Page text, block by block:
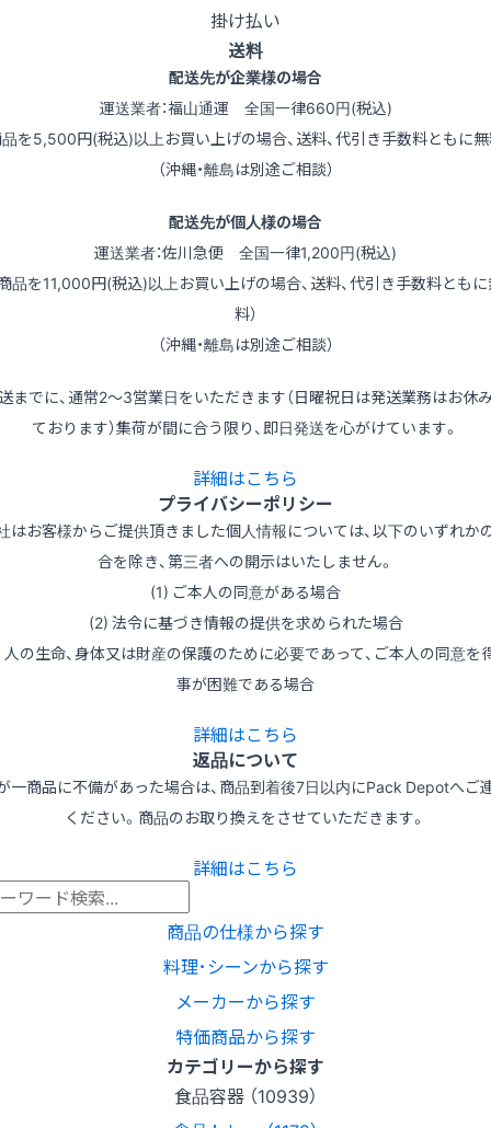
掛け払い
送料
配送先が企業様の場合
運送業者：福山通運 全国一律660円(税込)
品を5,500円(税込)以上お買い上げの場合、送料、代引き手数料ともに無
（沖縄・離島は別途ご相談）
配送先が個人様の場合
運送業者：佐川急便 全国一律1,200円(税込)
品を11,000円(税込)以上お買い上げの場合、送料、代引き手数料とも
料）
（沖縄・離島は別途ご相談）
までに、通常2～3営業日をいただきます（日曜祝日は発送業務はお休
ております）集荷が間に合う限り、即日発送を心がけています。
詳細はこちら
プライバシーポリシー
はお客様からご提供頂きました個人情報については、以下のいずれか
合を除き、第三者への開示はいたしません。
(1) ご本人の同意がある場合
(2) 法令に基づき情報の提供を求められた場合
の生命、身体又は財産の保護のために必要であって、ご本人の同意を
事が困難である場合
詳細はこちら
返品について
一商品に不備があった場合は、商品到着後7日以内にPack Depotへご
ください。商品のお取り換えをさせていただきます。
詳細はこちら
商品の仕様から探す
料理･シーンから探す
メーカーから探す
特価商品から探す
カテゴリーから探す
食品容器 （10939）